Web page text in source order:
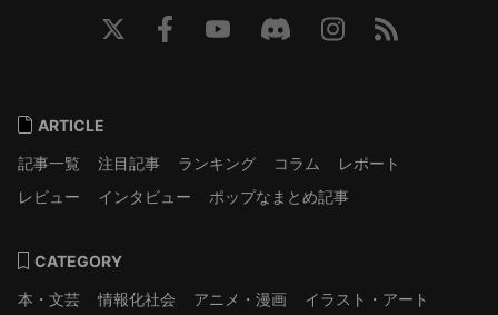
ARTICLE
記事一覧
注目記事 ランキング コラム
レポート
レビュー
インタビュー ポップなまとめ記事
CATEGORY
本・文芸
情報化社会 アニメ・漫画
イラスト・アート